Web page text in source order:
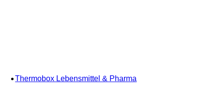
Thermobox Lebensmittel & Pharma